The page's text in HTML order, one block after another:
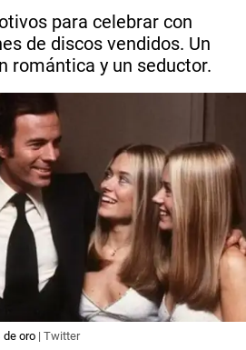
para celebrar con
de discos vendidos. Un
romántica y un seductor.
oro | Twitter